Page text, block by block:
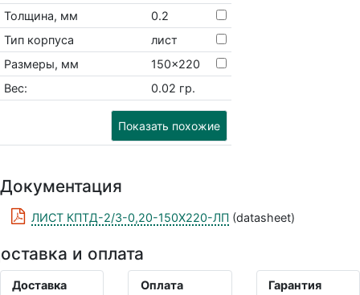
Толщина, мм
0.2
Тип корпуса
лист
Размеры, мм
150x220
Вес:
0.02 гр.
Показать похожие
Документация
ЛИСТ КПТД-2/3-0,20-150Х220-ЛП (datasheet)
и оплата
Доставка
Оплата
Гарантия